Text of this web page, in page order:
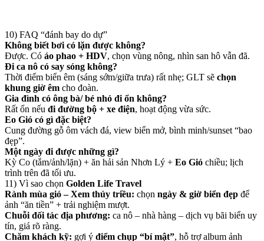
10) FAQ “đánh bay do dự”
Không biết bơi có lặn được không?
Được. Có áo phao + HDV, chọn vùng nông, nhìn san hô vẫn đã.
Đi ca nô có say sóng không?
Thời điểm biển êm (sáng sớm/giữa trưa) rất nhẹ; GLT sẽ chọn
khung giờ êm cho đoàn.
Gia đình có ông bà/ bé nhỏ đi ổn không?
Rất ổn nếu đi đường bộ + xe điện, hoạt động vừa sức.
Eo Gió có gì đặc biệt?
Cung đường gỗ ôm vách đá, view biển mở, bình minh/sunset “bao
đẹp”.
Một ngày đi được những gì?
Kỳ Co (tắm/ảnh/lặn) + ăn hải sản Nhơn Lý + Eo Gió chiều; lịch
trình trên đã tối ưu.
11) Vì sao chọn Golden Life Travel
Rành mùa gió – Xem thủy triều: chọn ngày & giờ biển đẹp để
ảnh “ăn tiền” + trải nghiệm mượt.
Chuỗi đối tác địa phương: ca nô – nhà hàng – dịch vụ bãi biển uy
tín, giá rõ ràng.
Chăm khách kỹ: gợi ý điểm chụp “bí mật”, hỗ trợ album ảnh